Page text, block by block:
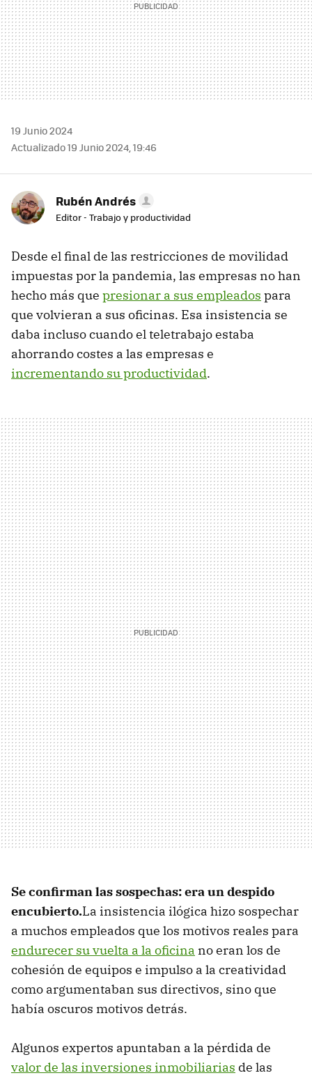
19 Junio 2024
Actualizado 19 Junio 2024, 19:46
Rubén Andrés
Editor - Trabajo y productividad
Desde el final de las restricciones de movilidad
impuestas por la pandemia, las empresas no han
hecho más que presionar a sus empleados para
que volvieran a sus oficinas. Esa insistencia se
daba incluso cuando el teletrabajo estaba
ahorrando costes a las empresas e
incrementando su productividad.
Se confirman las sospechas: era un despido
encubierto.La insistencia ilógica hizo sospechar
a muchos empleados que los motivos reales para
endurecer su vuelta a la oficina no eran los de
cohesión de equipos e impulso a la creatividad
como argumentaban sus directivos, sino que
había oscuros motivos detrás.
Algunos expertos apuntaban a la pérdida de
valor de las inversiones inmobiliarias de las